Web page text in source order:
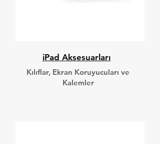
iPad Aksesuarları
Kılıflar, Ekran Koruyucuları ve
Kalemler